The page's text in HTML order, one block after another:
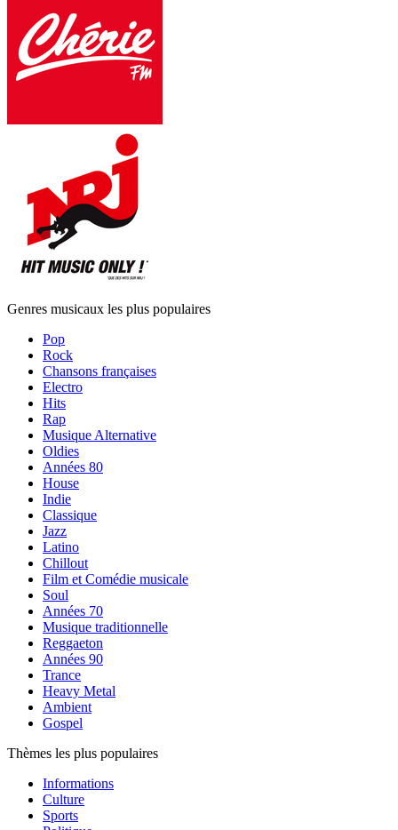
Genres musicaux les plus populaires
Pop
Rock
Chansons françaises
Electro
Hits
Rap
Musique Alternative
Oldies
Années 80
House
Indie
Classique
Jazz
Latino
Chillout
Film et Comédie musicale
Soul
Années 70
Musique traditionnelle
Reggaeton
Années 90
Trance
Heavy Metal
Ambient
Gospel
Thèmes les plus populaires
Informations
Culture
Sports